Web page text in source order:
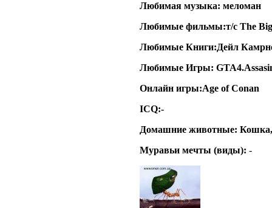
Любимая музыка: меломан
Любимые фильмы:т/с The
Любимые Книги:Дейл
Любимые Игры:
Онлайн игры:Age of Conan
ICQ:-
Домашние животные:
Муравьи мечты (виды): -